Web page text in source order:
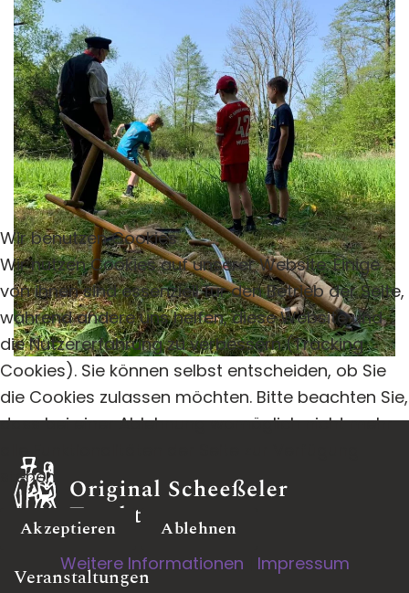
Veranstaltungen
Wir benutzen Cookies
Wir nutzen Cookies auf unserer Website. Einige
von ihnen sind essenziell für den Betrieb der Seite,
während andere uns helfen, diese Website und
die Nutzererfahrung zu verbessern (Tracking
Cookies). Sie können selbst entscheiden, ob Sie
die Cookies zulassen möchten. Bitte beachten Sie,
dass bei einer Ablehnung womöglich nicht mehr
stehen.
Akzeptieren Ablehnen
Weitere Informationen Impressum